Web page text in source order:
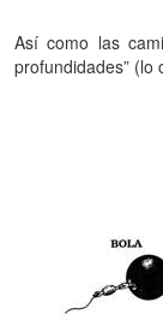
Así como las
profundidades” (lo